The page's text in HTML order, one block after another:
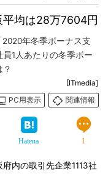
平均は28万7604円
2020年冬季ボーナス支
1人あたりの冬季ボー
[ITmedia]
PC用表示
関連情報
Hatena 1
内の取引先企業1113社